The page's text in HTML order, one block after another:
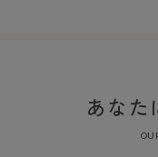
あなた